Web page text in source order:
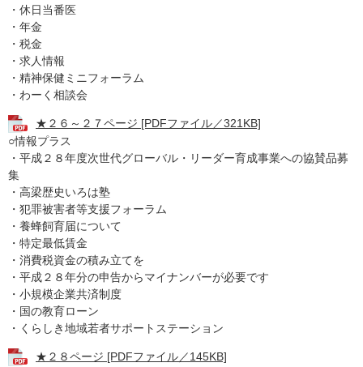
・休日当番医
・年金
・税金
・求人情報
・精神保健ミニフォーラム
・わーく相談会
★２６～２７ページ [PDFファイル／321KB]
○情報プラス
・平成２８年度次世代グローバル・リーダー育成事業への協賛品募
集
・高梁歴史いろは塾
・犯罪被害者等支援フォーラム
・養蜂飼育届について
・特定最低賃金
・消費税資金の積み立てを
・平成２８年分の申告からマイナンバーが必要です
・小規模企業共済制度
・国の教育ローン
・くらしき地域若者サポートステーション
★２８ページ [PDFファイル／145KB]